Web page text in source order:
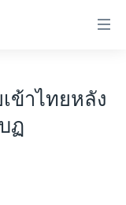
ข้าไทยหลัง
ฏ